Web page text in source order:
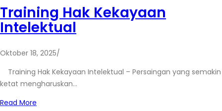
Training Hak Kekayaan
Intelektual
Oktober 18, 2025/
Training Hak Kekayaan Intelektual – Persaingan yang semakin
ketat mengharuskan…
Read More